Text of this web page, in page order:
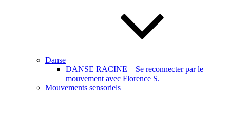
Danse
DANSE RACINE – Se reconnecter par le
mouvement avec Florence S.
Mouvements sensoriels